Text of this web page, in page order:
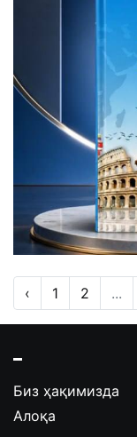
‹ 1 2 ...
Биз ҳақимизда
Алоқа